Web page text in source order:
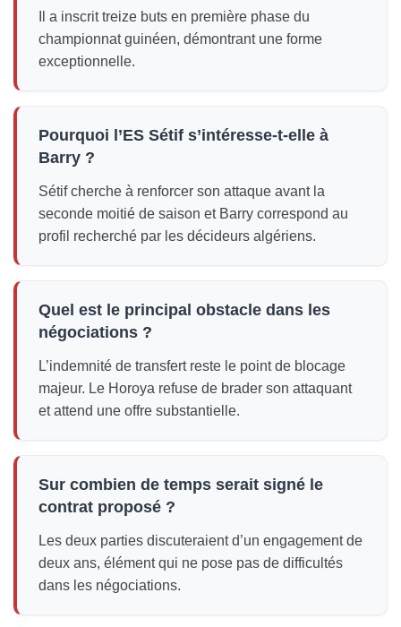
Il a inscrit treize buts en première phase du
championnat guinéen, démontrant une forme
exceptionnelle.
Pourquoi l’ES Sétif s’intéresse-t-elle à
Barry ?
Sétif cherche à renforcer son attaque avant la
seconde moitié de saison et Barry correspond au
profil recherché par les décideurs algériens.
Quel est le principal obstacle dans les
négociations ?
L’indemnité de transfert reste le point de blocage
majeur. Le Horoya refuse de brader son attaquant
et attend une offre substantielle.
Sur combien de temps serait signé le
contrat proposé ?
Les deux parties discuteraient d’un engagement de
deux ans, élément qui ne pose pas de difficultés
dans les négociations.